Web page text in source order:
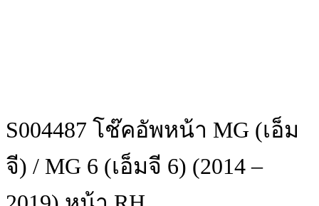
S004487 โช๊คอัพหน้า MG (เอ็ม
จี) / MG 6 (เอ็มจี 6) (2014 –